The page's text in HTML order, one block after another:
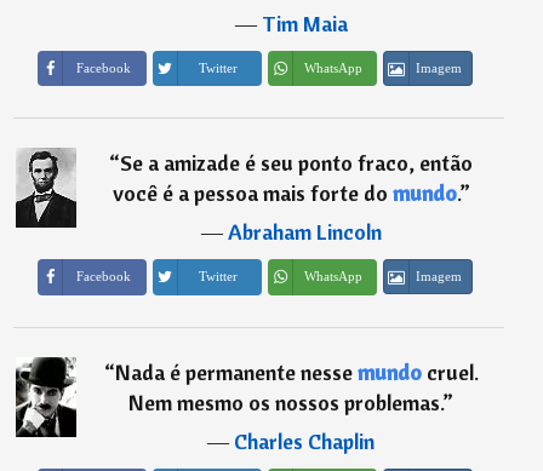
―Tim Maia
Facebook Twitter WhatsApp Imagem
“Se a amizade é seu ponto fraco, então
você é a pessoa mais forte do mundo.”
―Abraham Lincoln
Facebook Twitter WhatsApp Imagem
“Nada é permanente nessemundocruel.
Nem mesmo os nossos problemas.”
―Charles Chaplin